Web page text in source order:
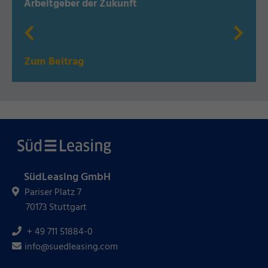
Arbeitgeber der Zukunft
Zum Beitrag
SüdLeasing GmbH
Pariser Platz 7
70173 Stuttgart
+ 49 711 51884-0
info@suedleasing.com